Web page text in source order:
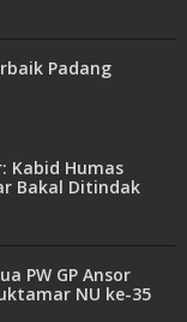
Padang
Kabid Humas
Bakal Ditindak
PW GP Ansor
NU ke-35